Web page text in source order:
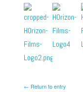
← Return to entry